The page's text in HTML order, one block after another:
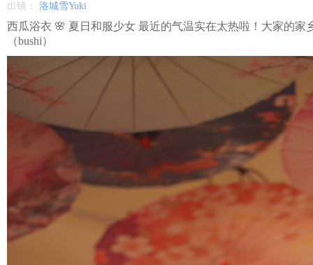
出镜： 洛城雪Yuki
西瓜浴衣 🌸 夏日和服少女 最近的气温实在太热啦！大家的
（bushi）